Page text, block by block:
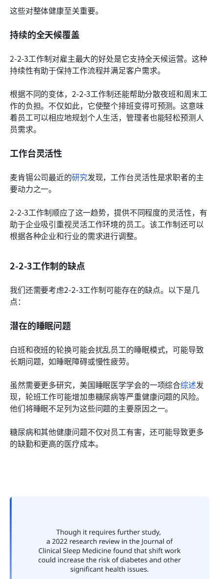
这些对整体健康至关重要。
持续的全天候覆盖
2-2-3工作制对雇主最大的好处是它支持全天候运营。这种
持续性有助于保持工作流程并满足客户需求。
根据不同的变体，2-2-3工作制还能帮助分散夜班和周末工
作的负担。不仅如此，它使整个排班变得可预测。这意味
着员工可以相应地规划个人生活，管理者也能轻松预测人
员需求。
工作台灵活性
麦肯锡公司最近的研究发现，工作台灵活性是求职者的主
要动力之一。
2-2-3工作制顺应了这一趋势，提供不同程度的灵活性，有
助于企业吸引重视灵活工作环境的员工。该工作制还可以
根据各种企业和行业的需求进行调整。
2-2-3工作制的缺点
我们还需要考虑2-2-3工作制可能存在的缺点。以下是几
点：
潜在的睡眠问题
白班和夜班的轮换可能会扰乱员工的睡眠模式，可能导致
长期问题，如睡眠障碍或慢性疲劳。
虽然需要更多研究，美国睡眠医学学会的一项综合综述发
现，轮班工作可能增加患糖尿病等严重健康问题的风险。
他们将睡眠不足列为这些问题的主要原因之一。
糖尿病和其他健康问题不仅对员工有害，还可能导致更多
的缺勤和更高的医疗成本。